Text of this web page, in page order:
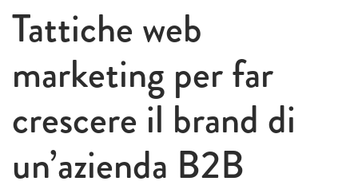
Tattiche web
marketing per far
crescere il brand di
un’azienda B2B